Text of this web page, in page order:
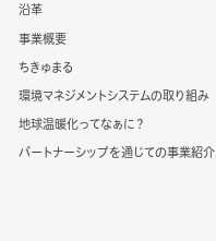
沿革
事業概要
ちきゅまる
環境マネジメントシステムの取り組み
地球温暖化ってなぁに？
パートナーシップを通じての事業紹介